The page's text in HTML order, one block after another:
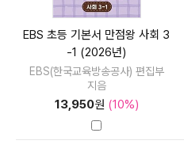
EBS 초등 기본서 만점왕 사회 3
-1 (2026년)
EBS(한국교육방송공사) 편집부
지음
13,950원 (10%)